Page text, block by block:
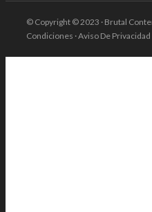
© Copyright © 2023 · Brutal
Condiciones · Aviso De Privacidad